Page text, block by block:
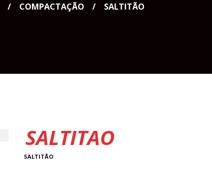
COMPACTAÇÃO SALTITÃO
SALTITÃO
SALTITÃO